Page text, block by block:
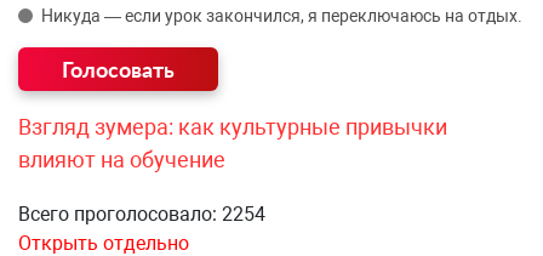
Никуда — если урок закончился, я переключаюсь на отдых.
Взгляд зумера: как культурные привычки
влияют на обучение
Всего проголосовало: 2254
Открыть отдельно